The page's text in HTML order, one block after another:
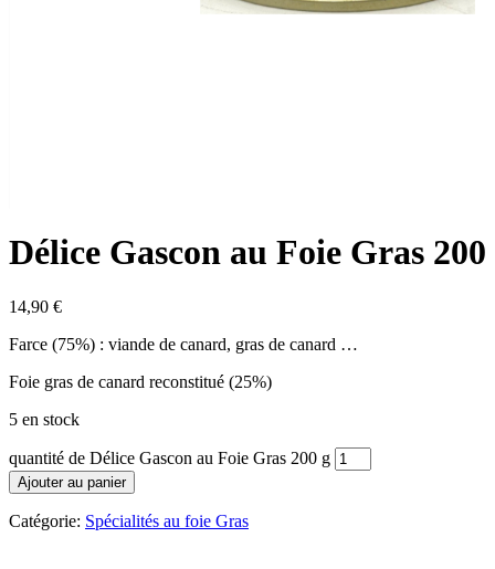
Délice Gascon au Foie Gras 200
14,90 €
Farce (75%) : viande de canard, gras de canard …
Foie gras de canard reconstitué (25%)
5 en stock
quantité de Délice Gascon au Foie Gras 200 g
Ajouter au panier
Catégorie: Spécialités au foie Gras